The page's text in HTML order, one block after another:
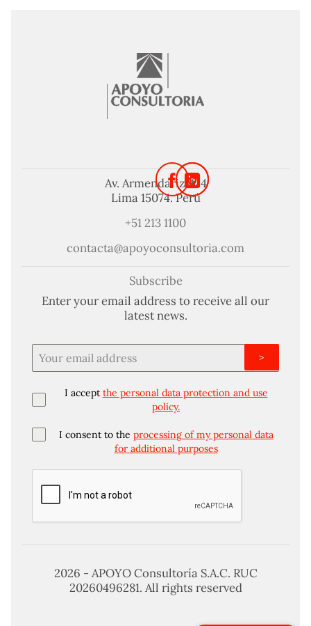
Av. Armendariz 424
Lima 15074. Perú
+51 213 1100
contacta@apoyoconsultoria.com
Subscribe
Enter your email address to receive all our
latest news.
I accept the personal data protection and use
policy.
I consent to the processing of my personal data
for additional purposes
>
2026 - APOYO Consultoría S.A.C. RUC
20260496281. All rights reserved